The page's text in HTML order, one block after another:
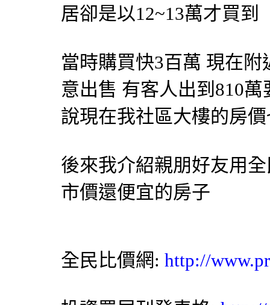
居卻是以12~13萬才買到
當時購買快3百萬 現在
意出售 有客人出到810
說現在我社區大樓的房
後來我介紹親朋好友用
市價還便宜的房子
全民比價網: http://